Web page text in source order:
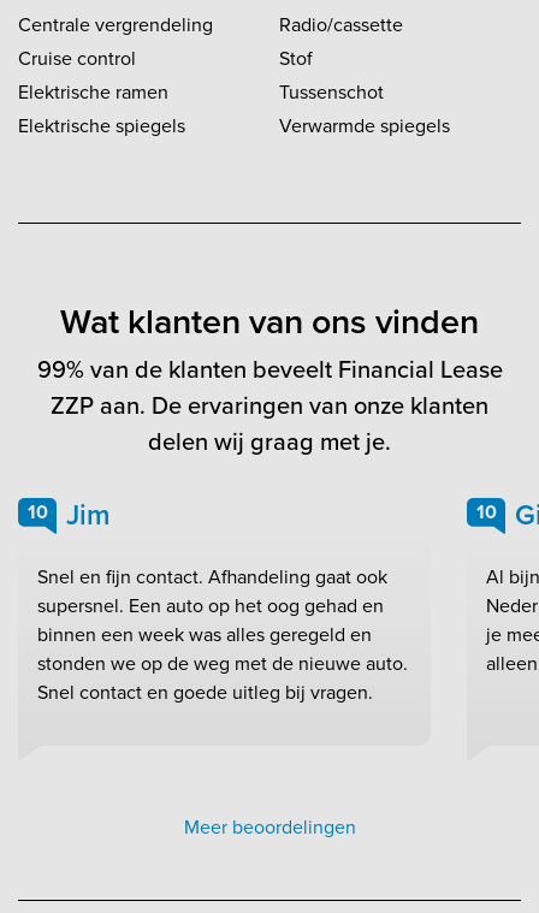
kwaliteit van uw aankoop!
Elke bus wordt namelijk
door ons TÜV-Nord
gecontroleerde
testcentrum op 22 punten
gekeken hoe de bus zich
vergelijkbare
Dit levert een open in te
zien testrapport op, waarin
staat hoe de auto op dat
moment verhoudingsgewijs
we standaard bij ieder
website en daarnaast ligt
het in de auto achter de
voorruit. Aan de hand van
de uitkomst van deze test
wordt de prijs van de bus
dezelfde kilometerstand
Centrale vergrendeling
Cruise control
Elektrische ramen
Elektrische spiegels
Radio/cassette
Stof
Tussenschot
Verwarmde spiegels
Wat klanten van ons vinden
99% van de klanten beveelt Financial Lease
ZZP aan. De ervaringen van onze klanten
delen wij graag met je.
10 Jim
Snel en fijn contact. Afhandeling gaat ook
supersnel. Een auto op het oog gehad en
binnen een week was alles geregeld en
stonden we op de weg met de nieuwe auto.
Snel contact en goede uitleg bij vragen.
10
Al
je
Meer beoordelingen